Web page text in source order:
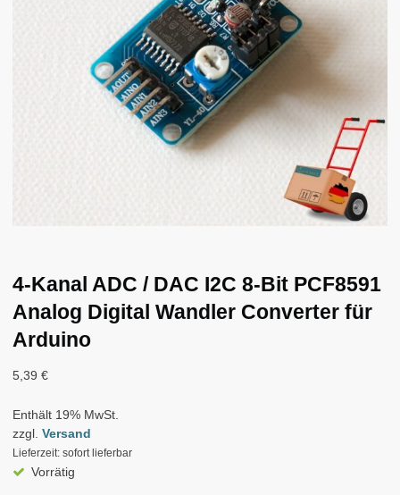
4-Kanal ADC / DAC I2C 8-Bit PCF8591
Analog Digital Wandler Converter für
Arduino
5,39 €
Enthält 19% MwSt.
zzgl. Versand
Lieferzeit: sofort lieferbar
Vorrätig